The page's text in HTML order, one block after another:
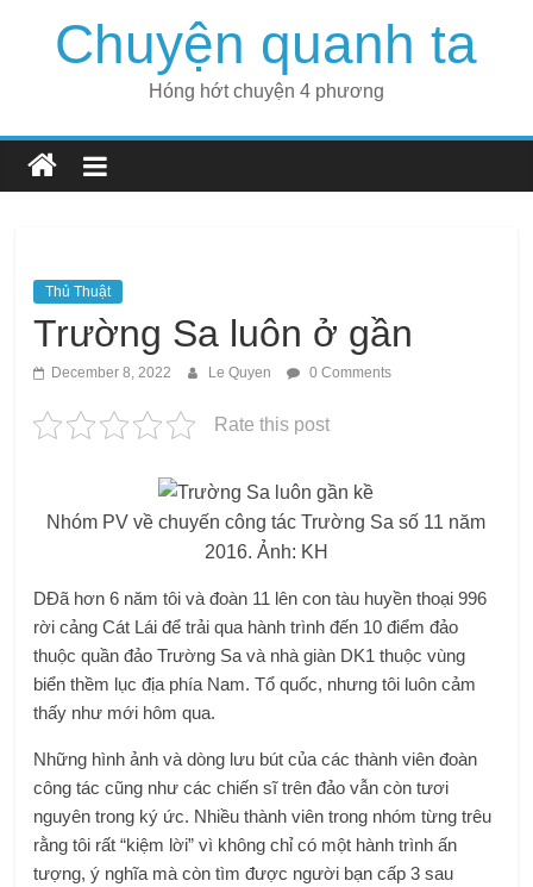
Chuyện quanh ta
Hóng hớt chuyện 4 phương
Thủ Thuật
Trường Sa luôn ở gần
December 8, 2022 Le Quyen 0 Comments
Rate this post
Nhóm PV về chuyến công tác Trường Sa số 11 năm
2016. Ảnh: KH
DĐã hơn 6 năm tôi và đoàn 11 lên con tàu huyền thoại 996
rời cảng Cát Lái để trải qua hành trình đến 10 điểm đảo
thuộc quần đảo Trường Sa và nhà giàn DK1 thuộc vùng
biển thềm lục địa phía Nam. Tổ quốc, nhưng tôi luôn cảm
thấy như mới hôm qua.
Những hình ảnh và dòng lưu bút của các thành viên đoàn
công tác cũng như các chiến sĩ trên đảo vẫn còn tươi
nguyên trong ký ức. Nhiều thành viên trong nhóm từng trêu
rằng tôi rất “kiệm lời” vì không chỉ có một hành trình ấn
tượng, ý nghĩa mà còn tìm được người bạn cấp 3 sau